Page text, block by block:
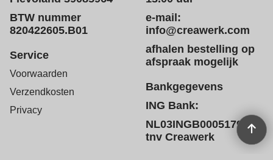
BTW nummer
820422605.B01
e-mail:
info@creawerk.com
afhalen bestelling op
afspraak mogelijk
Service
Voorwaarden
Verzendkosten
Privacy
Bankgegevens
ING Bank:
NL03INGB0005179572
tnv Creawerk